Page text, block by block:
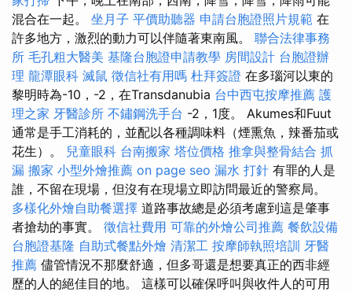
混合在一起。 坐月子 平價助聽器 申請台胞證照片規範 在
許多地方，激烈的動力可以伴隨著東南風。 聯合法律事務
所 毛孔粗大醫美 基隆台胞證申請教學 房間設計 台胞證辦
理 龍潭眼科 滅鼠 徵信社有用嗎 杜拜簽證 在多瑙河以東的
黎明時為-10，-2，在Transdanubia 台中西屯按摩推薦 護
理之家 牙醫診所 不鏽鋼洗手台 -2，1度。 Akumes和Fuut
通常是手工消耗的，並配以各種調味料（煙熏魚，辣番茄或
花生）。 兒童眼科 台南搬家 塔位價格 推拿與整骨結合 抓
漏 搬家 小型外燴推薦 on page seo 漏水 打針 有罪的人是
誰，不留在現場，但沒有在現場立即訪問最近的警察局。
多樣化外燴自助餐選擇 道路事故總是必須考慮到這是肇事
者搶劫的事實。 徵信社費用 可靠的外燴公司推薦 餐飲設備
台胞證基隆 自助式餐點外燴 清潔工 按摩師執照培訓 牙醫
推薦 儘管情況不那麼舒適，但多哥還是想要真正的西非經
歷的人的絕佳目的地。 這樣可以確保呼叫與收件人的可用